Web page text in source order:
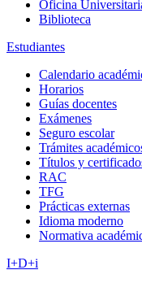
Oficina
Biblioteca
Estudiantes
Calendario
Horarios
Guías docentes
Exámenes
Seguro escolar
Trámites
Títulos y
RAC
TFG
Prácticas externas
Idioma moderno
Normativa
I+D+i